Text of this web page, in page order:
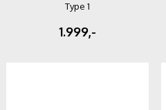
Type 1
1.999,-